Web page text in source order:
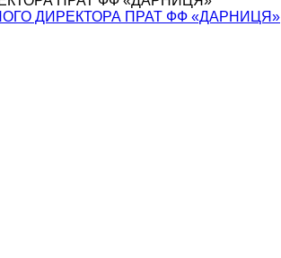
ДИРЕКТОРА ПРАТ ФФ «ДАРНИЦЯ»